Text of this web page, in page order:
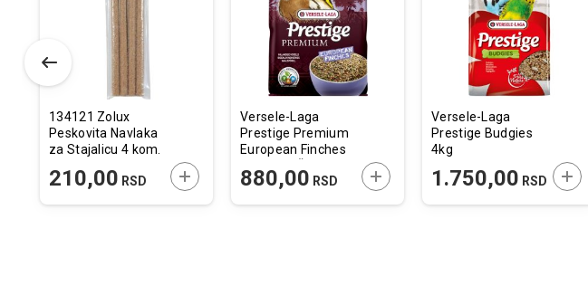
U KORPU
134121 Zolux
Peskovita Navlaka
za Stajalicu 4 kom.
210,00 RSD DODAJTE U KORPU
Versele-Laga
Prestige Premium
European Finches
Ptice 800g
880,00 RSD DODAJTE U KORPU
Versele-Laga
Prestige Budgies
4kg
1.750,00 RSD